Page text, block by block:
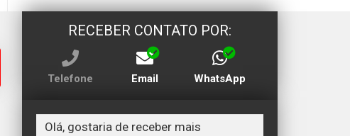
RECEBER CONTATO POR:
Telefone Email WhatsApp